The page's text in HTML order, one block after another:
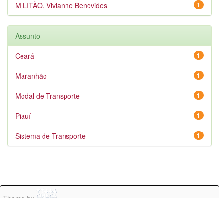
1
MILITÃO, Vivianne Benevides
Assunto
1
Ceará
1
Maranhão
1
Modal de Transporte
1
Piauí
1
Sistema de Transporte